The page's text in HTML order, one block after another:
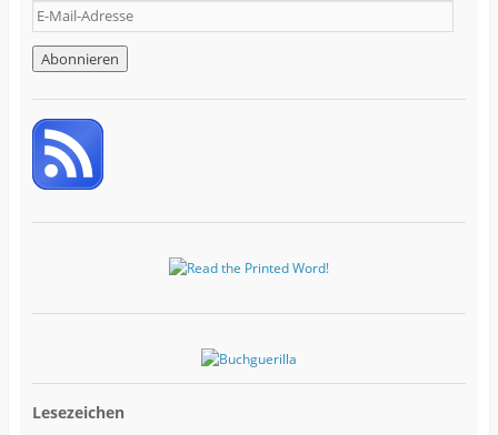
E
-
M
a
i
-
d
e
Lesezeichen